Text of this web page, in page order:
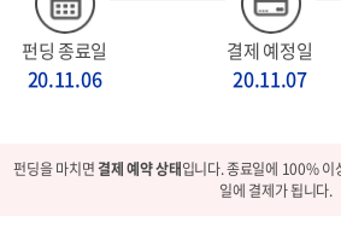
펀딩 종료일
20.11.06
결제 예정일
20.11.07
펀딩을 마치면결제 예약 상태입니다. 종료일에 100% 이
일에 결제가 됩니다.